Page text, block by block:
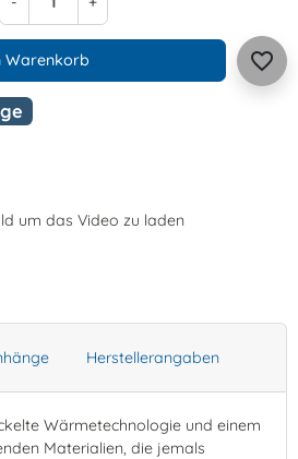
Warenkorb favorite_border
um das Video zu laden
Herstellerangaben
Wärmetechnologie und einem
Materialien, die jemals